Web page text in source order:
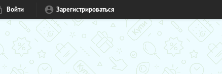
Войти Зарегистрироваться